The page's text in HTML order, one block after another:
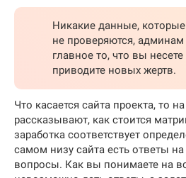
Никакие данные,
не проверяются,
главное то, что вы
приводите новых жертв.
Что касается сайта проекта, то
рассказывают, как стоится
заработка соответствует
самом низу сайта есть ответы
вопросы. Как вы понимаете на